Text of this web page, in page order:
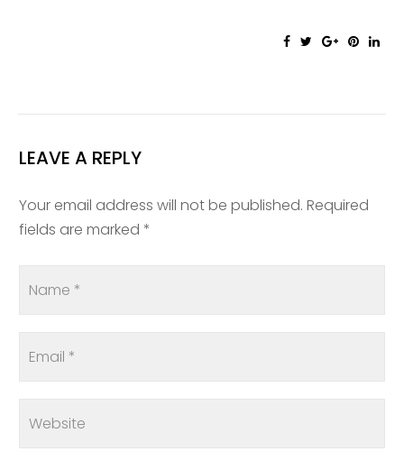
LEAVE A REPLY
Your email address will not be published. Required
fields are marked *